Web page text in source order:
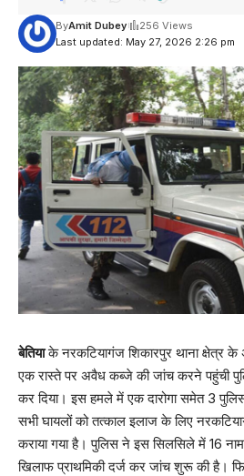
Last updated: May 27, 2026 2:26 pm
ByAmit Dubey 256 Views
बेतियाके नरकटियागंज शिकारपुर थाना क्षेत्र के
एक रास्ते पर अवैध कब्जे की जांच करने पहुंची
कर दिया। इस हमले में एक दारोगा समेत 3
सभी घायलों को तत्काल इलाज के लिए
कराया गया है। पुलिस ने इस सिलसिले में 16
ख‍िलाफ प्राथमिकी दर्ज कर जांच शुरू की है।